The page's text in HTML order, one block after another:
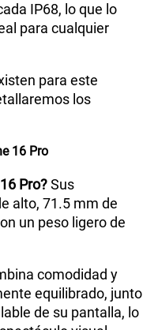
IP68, lo que lo
para cualquier
para este
los
16 Pro
Pro?Sus
alto, 71.5 mm de
un peso ligero de
comodidad y
equilibrado, junto
de su pantalla, lo